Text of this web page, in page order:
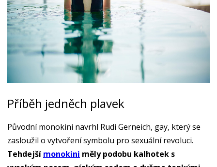
Příběh jedněch plavek
Původní monokini navrhl Rudi Gerneich, gay, který se
zasloužil o vytvoření symbolu pro sexuální revoluci.
Tehdejší monokini měly podobu kalhotek s